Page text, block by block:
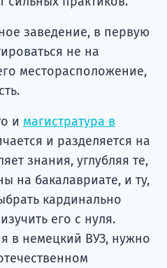
заведение, в первую
не на
месторасположение,
и магистратура в
и разделяется на
знания, углубляя те,
на бакалавриате, и ту,
кардинально
его с нуля.
в немецкий ВУЗ, нужно